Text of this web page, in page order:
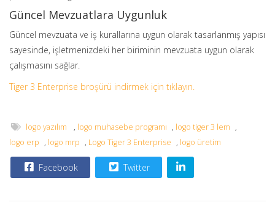
Güncel Mevzuatlara Uygunluk
Güncel mevzuata ve iş kurallarına uygun olarak tasarlanmış yapısı
sayesinde, işletmenizdeki her biriminin mevzuata uygun olarak
çalışmasını sağlar.
Tiger 3 Enterprise broşürü indirmek için tıklayın.
logo yazılım , logo muhasebe programı , logo tiger 3 lem ,
logo erp , logo mrp , Logo Tiger 3 Enterprise , logo üretim
Facebook Twitter